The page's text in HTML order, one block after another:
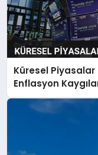
Küresel
Enflasyon